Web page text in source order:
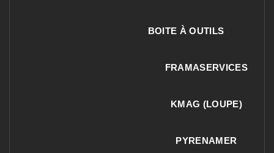
BOITE À OUTILS
FRAMASERVICES
KMAG (LOUPE)
PYRENAMER